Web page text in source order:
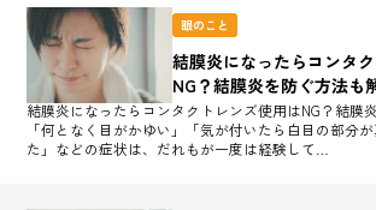
眼のこと
結膜炎になったらコンタ
NG？結膜炎を防ぐ方法も
結膜炎になったらコンタクトレンズ使用はNG？結膜
「何となく目がかゆい」「気が付いたら白目の部分
た」などの症状は、だれもが一度は経験して…